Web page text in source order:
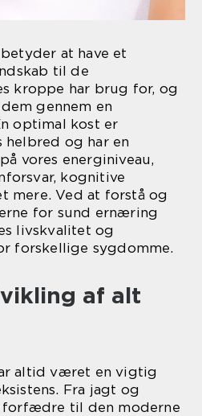
at have et
til de
kroppe har brug for, og
gennem en
optimal kost er
og har en
vores energiniveau,
kognitive
mere. Ved at forstå og
for sund ernæring
livskvalitet og
forskellige sygdomme.
af alt
altid været en vigtig
Fra jagt og
forfædre til den moderne